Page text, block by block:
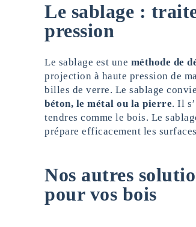
Le sablage :
pression
Le sablage est une méthode de
projection à haute pression de
billes de verre. Le sablage
béton, le métal ou la pierre. Il
tendres comme le bois. Le
prépare efficacement les
Nos autres
pour vos bois